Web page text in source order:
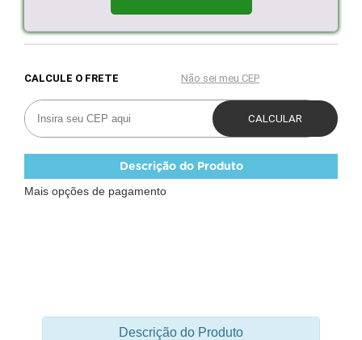
Descrição do Produto
Mais opções de pagamento
Descrição do Produto